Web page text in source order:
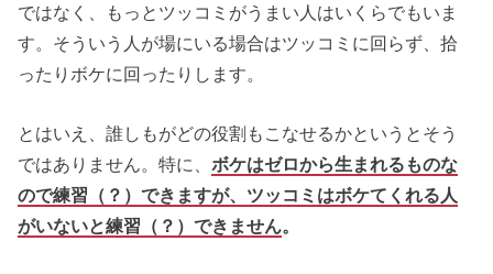
ではなく、もっとツッコミがうまい人はいくらでもいま
す。そういう人が場にいる場合はツッコミに回らず、拾
ったりボケに回ったりします。
とはいえ、誰しもがどの役割もこなせるかというとそう
ではありません。特に、ボケはゼロから生まれるものな
ので練習（？）できますが、ツッコミはボケてくれる人
がいないと練習（？）できません。